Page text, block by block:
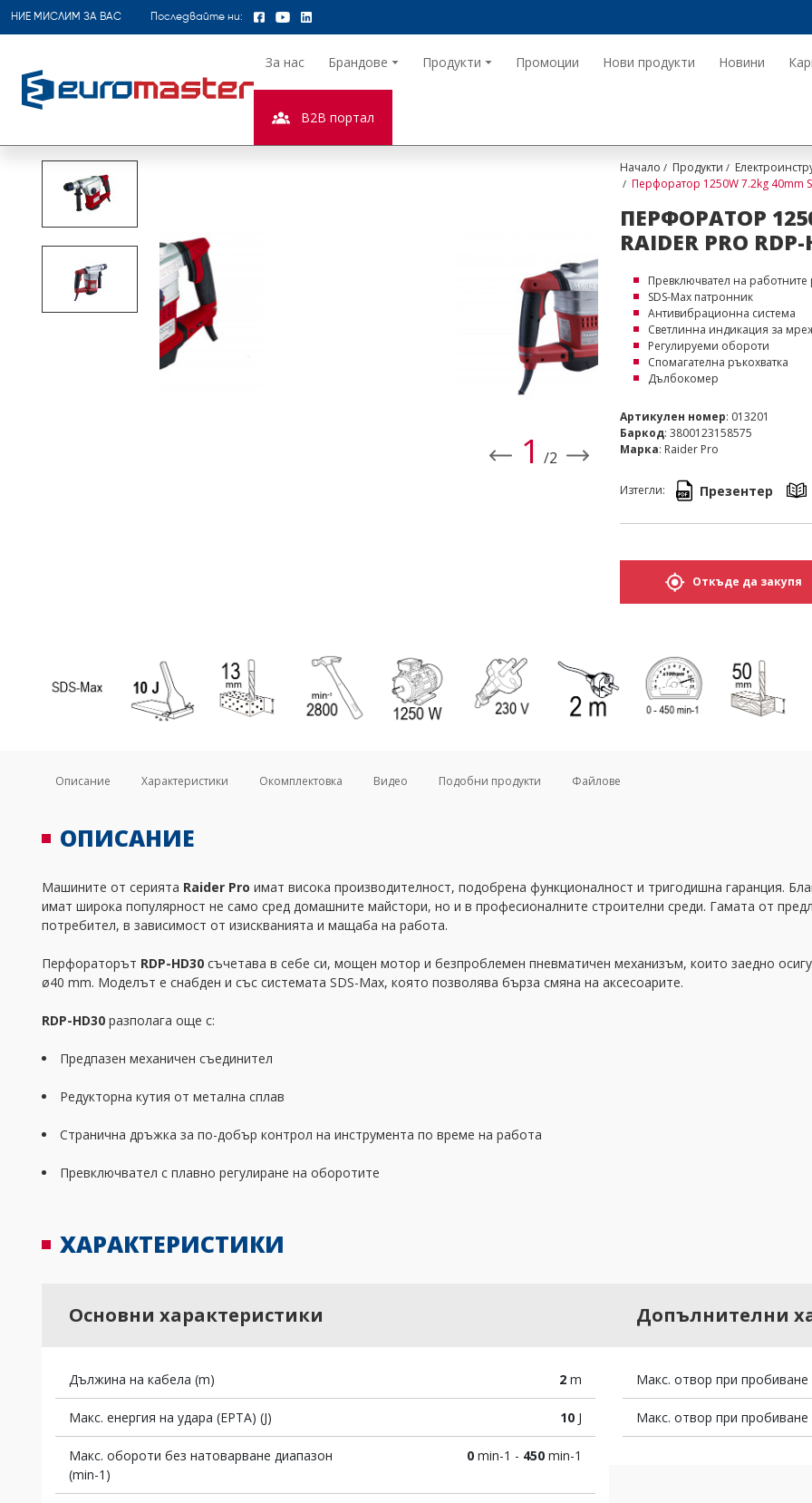
НИЕ МИСЛИМ ЗА ВАС Последвайте ни:
За нас Брандове Продукти Промоции Нови продукти Новини
B2B портал
2 /2
Начало Продукти
Перфоратор 1250W 7.2kg 40mm
ПЕРФОРАТОР
RAIDER PRO
Превключвател на
SDS-Max патронник
Антивибрационна система
Светлинна индикация за
Регулируеми обороти
Спомагателна ръкохватка
Дълбокомер
Артикулен номер: 013201
Баркод: 3800123158575
Марка: Raider Pro
Изтегли: Презентер
Откъде да закупя
Описание Характеристики Окомплектовка Видео Подобни продукти Файлове
ОПИСАНИЕ
Машините от серията Raider Pro имат висока производителност, подобрена функционалност и тригодишна гаранция.
имат широка популярност не само сред домашните майстори, но и в професионалните строителни среди. Гамата от
потребител, в зависимост от изискванията и мащаба на работа.
Перфораторът RDP-HD30съчетава в себе си, мощен мотор и безпроблемен пневматичен механизъм, които заедно
ø40 mm. Моделът е снабден и със системата SDS-Max, която позволява бърза смяна на аксесоарите.
RDP-HD30разполага още с:
Предпазен механичен съединител
Редукторна кутия от метална сплав
Странична дръжка за по-добър контрол на инструмента по време на работа
Превключвател с плавно регулиране на оборотите
ХАРАКТЕРИСТИКИ
Основни характеристики
Дължина на кабела (m) 2m
Макс. енергия на удара (EPTA) (J) 10J
Макс. обороти без натоварване диапазон
(min-1)
0min-1 - 450min-1
Допълнителни
Макс. отвор при
Макс. отвор при